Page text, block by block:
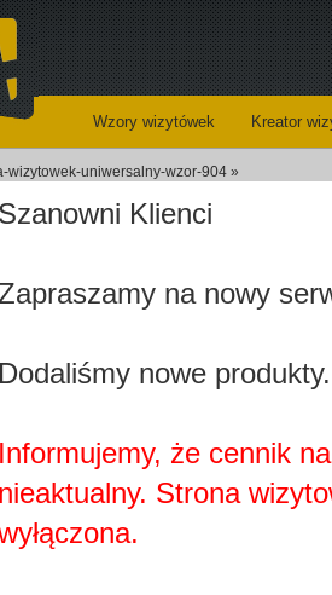
Wzory wizytówek Kreator
wizytowek-uniwersalny-wzor-904 »
Szanowni Klienci
na nowy
Dodaliśmy nowe
Informujemy, że cennik
nieaktualny. Strona